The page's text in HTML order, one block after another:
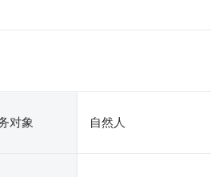
对象 自然人